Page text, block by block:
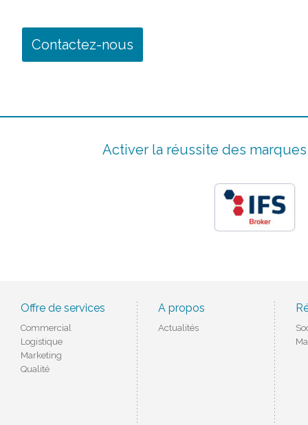
Contactez-nous
Activer la réussite des
Offre de services
Commercial
Logistique
Marketing
Qualité
A propos
Actualités